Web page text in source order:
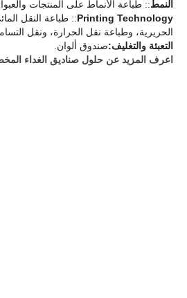
النمط:: طباعة الأنماط على المنتجات
Printing Technology:: طباعة النقل
الحريرية، وطباعة نقل الحرارة، ونقل
التعبئة والتغليف:صندوق ألوان.
اعرف المزيد عن حلول صناديق الغداء